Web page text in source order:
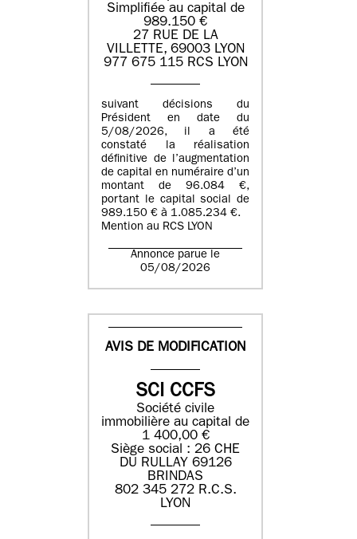
Simplifiée au capital de
989.150 €
27 RUE DE LA
VILLETTE, 69003 LYON
977 675 115 RCS LYON
suivant décisions du
Président en date du
5/08/2026, il a été
constaté la réalisation
définitive de l’augmentation
de capital en numéraire d’un
montant de 96.084 €,
portant le capital social de
989.150 € à 1.085.234 €.
Mention au RCS LYON
Annonce parue le
05/08/2026
AVIS DE MODIFICATION
SCI CCFS
Société civile
immobilière au capital de
1 400,00 €
Siège social : 26 CHE
DU RULLAY 69126
BRINDAS
802 345 272 R.C.S.
LYON